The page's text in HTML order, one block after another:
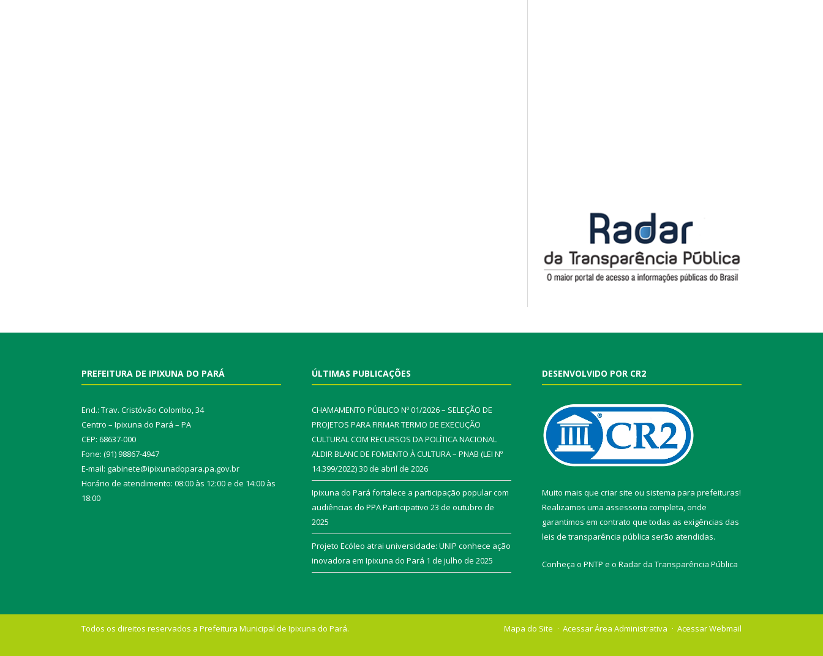
PREFEITURA DE IPIXUNA DO PARÁ
End.: Trav. Cristóvão Colombo, 34
Centro – Ipixuna do Pará – PA
CEP: 68637-000
Fone: (91) 98867-4947
E-mail: gabinete@ipixunadopara.pa.gov.br
Horário de atendimento: 08:00 às 12:00 e de 14:00 às
18:00
ÚLTIMAS PUBLICAÇÕES
CHAMAMENTO PÚBLICO Nº 01/2026 – SELEÇÃO DE
PROJETOS PARA FIRMAR TERMO DE EXECUÇÃO
CULTURAL COM RECURSOS DA POLÍTICA NACIONAL
ALDIR BLANC DE FOMENTO À CULTURA – PNAB (LEI Nº
14.399/2022)30 de abril de 2026
Ipixuna do Pará fortalece a participação popular com
audiências do PPA Participativo 23 de outubro de
2025
Projeto Ecóleo atrai universidade: UNIP conhece ação
inovadora em Ipixuna do Pará 1 de julho de 2025
DESENVOLVIDO POR CR2
Muito mais que criar site ou sistema para prefeituras!
Realizamos uma assessoria completa, onde
garantimos em contrato que todas as exigências das
leis de transparência pública serão atendidas.
Conheça o PNTP e o Radar da Transparência Pública
Todos os direitos reservados a Prefeitura Municipal de Ipixuna do Pará. Mapa do Site Acessar Área Administrativa Acessar Webmail